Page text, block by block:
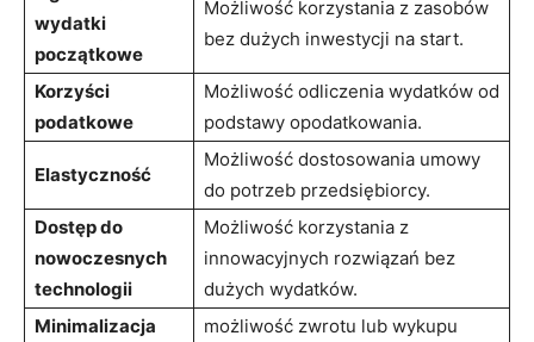
wydatki
początkowe
Możliwość korzystania ⁣z ⁣zasobów
‌bez dużych inwestycji na start.
Korzyści
podatkowe
Możliwość odliczenia wydatków od
podstawy opodatkowania.
Elastyczność
Możliwość dostosowania umowy
do potrzeb przedsiębiorcy.
Dostęp do
nowoczesnych
technologii
Możliwość​ korzystania z
innowacyjnych rozwiązań ⁣bez‍
dużych‍ wydatków.
Minimalizacja ​
możliwość zwrotu lub wykupu